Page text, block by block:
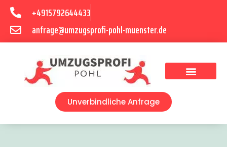
+4915792644433
anfrage@umzugsprofi-pohl-muenster.de
Unverbindliche Anfrage